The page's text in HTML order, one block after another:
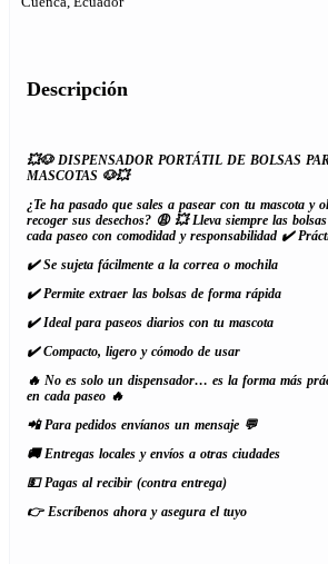
Descripción
💥🐶 DISPENSADOR PORTÁTIL DE BOLSAS
MASCOTAS 🐶💥
¿Te ha pasado que sales a pasear con tu mascota y
recoger sus desechos? 😩 💥 Lleva siempre las
cada paseo con comodidad y responsabilidad ✔️
✔️ Se sujeta fácilmente a la correa o mochila
✔️ Permite extraer las bolsas de forma rápida
✔️ Ideal para paseos diarios con tu mascota
✔️ Compacto, ligero y cómodo de usar
🔥 No es solo un dispensador… es la forma más
en cada paseo 🔥
📲 Para pedidos envíanos un mensaje 💬
🚚 Entregas locales y envíos a otras ciudades
💵 Pagas al recibir (contra entrega)
👉Escríbenos ahora y asegura el tuyo